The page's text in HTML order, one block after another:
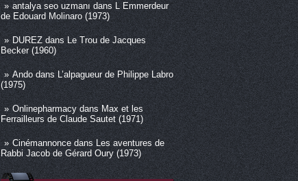
antalya seo uzmanıdans L Emmerdeur
de Edouard Molinaro (1973)
DUREZdans Le Trou de Jacques
Becker (1960)
Andodans L’alpagueur de Philippe Labro
(1975)
Onlinepharmacy dansMax et les
Ferrailleurs de Claude Sautet (1971)
Cinémannonce dansLes aventures de
Rabbi Jacob de Gérard Oury (1973)